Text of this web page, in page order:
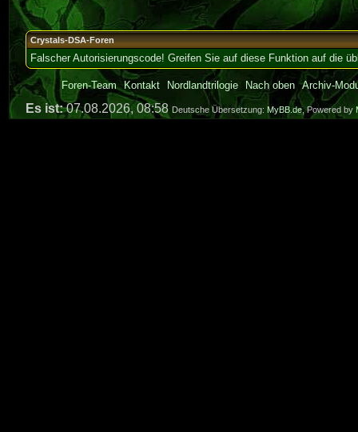
Crystals-DSA-Foren
Falscher Autorisierungscode! Greifen Sie auf diese Funktion auf die
Foren-Team Kontakt Nordlandtrilogie Nach oben Archiv-
Es ist:07.08.2026, 08:58 Deutsche Übersetzung: MyBB.de, Powered by